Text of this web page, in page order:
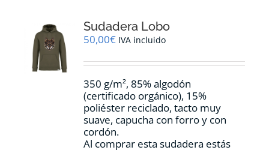
se
pueden
en
página
de
producto
Sudadera Lobo
50,00€ IVA incluido
350 g/m², 85% algodón
(certificado orgánico), 15%
poliéster reciclado, tacto muy
suave, capucha con forro y con
cordón.
Al comprar esta sudadera estás